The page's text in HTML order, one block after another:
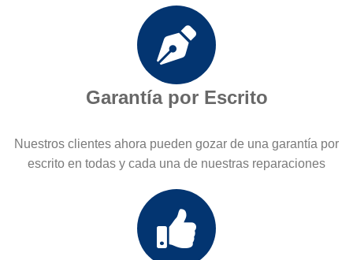
Garantía por Escrito
Nuestros clientes ahora pueden gozar de una garantía por
escrito en todas y cada una de nuestras reparaciones